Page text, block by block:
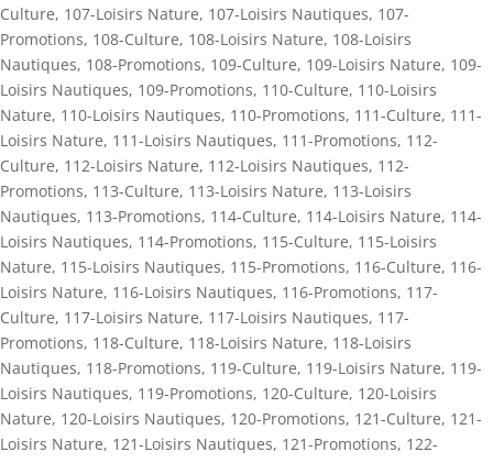
Culture, 107-Loisirs Nature, 107-Loisirs Nautiques, 107-
Promotions, 108-Culture, 108-Loisirs Nature, 108-Loisirs
Nautiques, 108-Promotions, 109-Culture, 109-Loisirs Nature, 109-
Loisirs Nautiques, 109-Promotions, 110-Culture, 110-Loisirs
Nature, 110-Loisirs Nautiques, 110-Promotions, 111-Culture, 111-
Loisirs Nature, 111-Loisirs Nautiques, 111-Promotions, 112-
Culture, 112-Loisirs Nature, 112-Loisirs Nautiques, 112-
Promotions, 113-Culture, 113-Loisirs Nature, 113-Loisirs
Nautiques, 113-Promotions, 114-Culture, 114-Loisirs Nature, 114-
Loisirs Nautiques, 114-Promotions, 115-Culture, 115-Loisirs
Nature, 115-Loisirs Nautiques, 115-Promotions, 116-Culture, 116-
Loisirs Nature, 116-Loisirs Nautiques, 116-Promotions, 117-
Culture, 117-Loisirs Nature, 117-Loisirs Nautiques, 117-
Promotions, 118-Culture, 118-Loisirs Nature, 118-Loisirs
Nautiques, 118-Promotions, 119-Culture, 119-Loisirs Nature, 119-
Loisirs Nautiques, 119-Promotions, 120-Culture, 120-Loisirs
Nature, 120-Loisirs Nautiques, 120-Promotions, 121-Culture, 121-
Loisirs Nature, 121-Loisirs Nautiques, 121-Promotions, 122-